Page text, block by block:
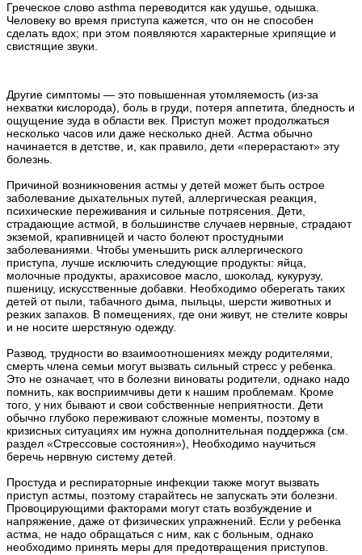
Греческое слово asthma переводится как удушье, одышка.
Человеку во время приступа кажется, что он не способен
сделать вдох; при этом появляются характерные хрипящие и
свистящие звуки.
Другие симптомы — это повышенная утомляемость (из-за
нехватки кислорода), боль в груди, потеря аппетита, бледность и
ощущение зуда в области век. Приступ может продолжаться
несколько часов или даже несколько дней. Астма обычно
начинается в детстве, и, как правило, дети «перерастают» эту
болезнь.
Причиной возникновения астмы у детей может быть острое
заболевание дыхательных путей, аллергическая реакция,
психические переживания и сильные потрясения. Дети,
страдающие астмой, в большинстве случаев нервные, страдают
экземой, крапивницей и часто болеют простудными
заболеваниями. Чтобы уменьшить риск аллергического
приступа, лучше исключить следующие продукты: яйца,
молочные продукты, арахисовое масло, шоколад, кукурузу,
пшеницу, искусственные добавки. Необходимо оберегать таких
детей от пыли, табачного дыма, пыльцы, шерсти животных и
резких запахов. В помещениях, где они живут, не стелите ковры
и не носите шерстяную одежду.
Развод, трудности во взаимоотношениях между родителями,
смерть члена семьи могут вызвать сильный стресс у ребенка.
Это не означает, что в болезни виноваты родители, однако надо
помнить, как восприимчивы дети к нашим проблемам. Кроме
того, у них бывают и свои собственные неприятности. Дети
обычно глубоко переживают сложные моменты, поэтому в
кризисных ситуациях им нужна дополнительная поддержка (см.
раздел «Стрессовые состояния»), Необходимо научиться
беречь нервную систему детей.
Простуда и респираторные инфекции также могут вызвать
приступ астмы, поэтому старайтесь не запускать эти болезни.
Провоцирующими факторами могут стать возбуждение и
напряжение, даже от физических упражнений. Если у ребенка
астма, не надо обращаться с ним, как с больным, однако
необходимо принять меры для предотвращения приступов.